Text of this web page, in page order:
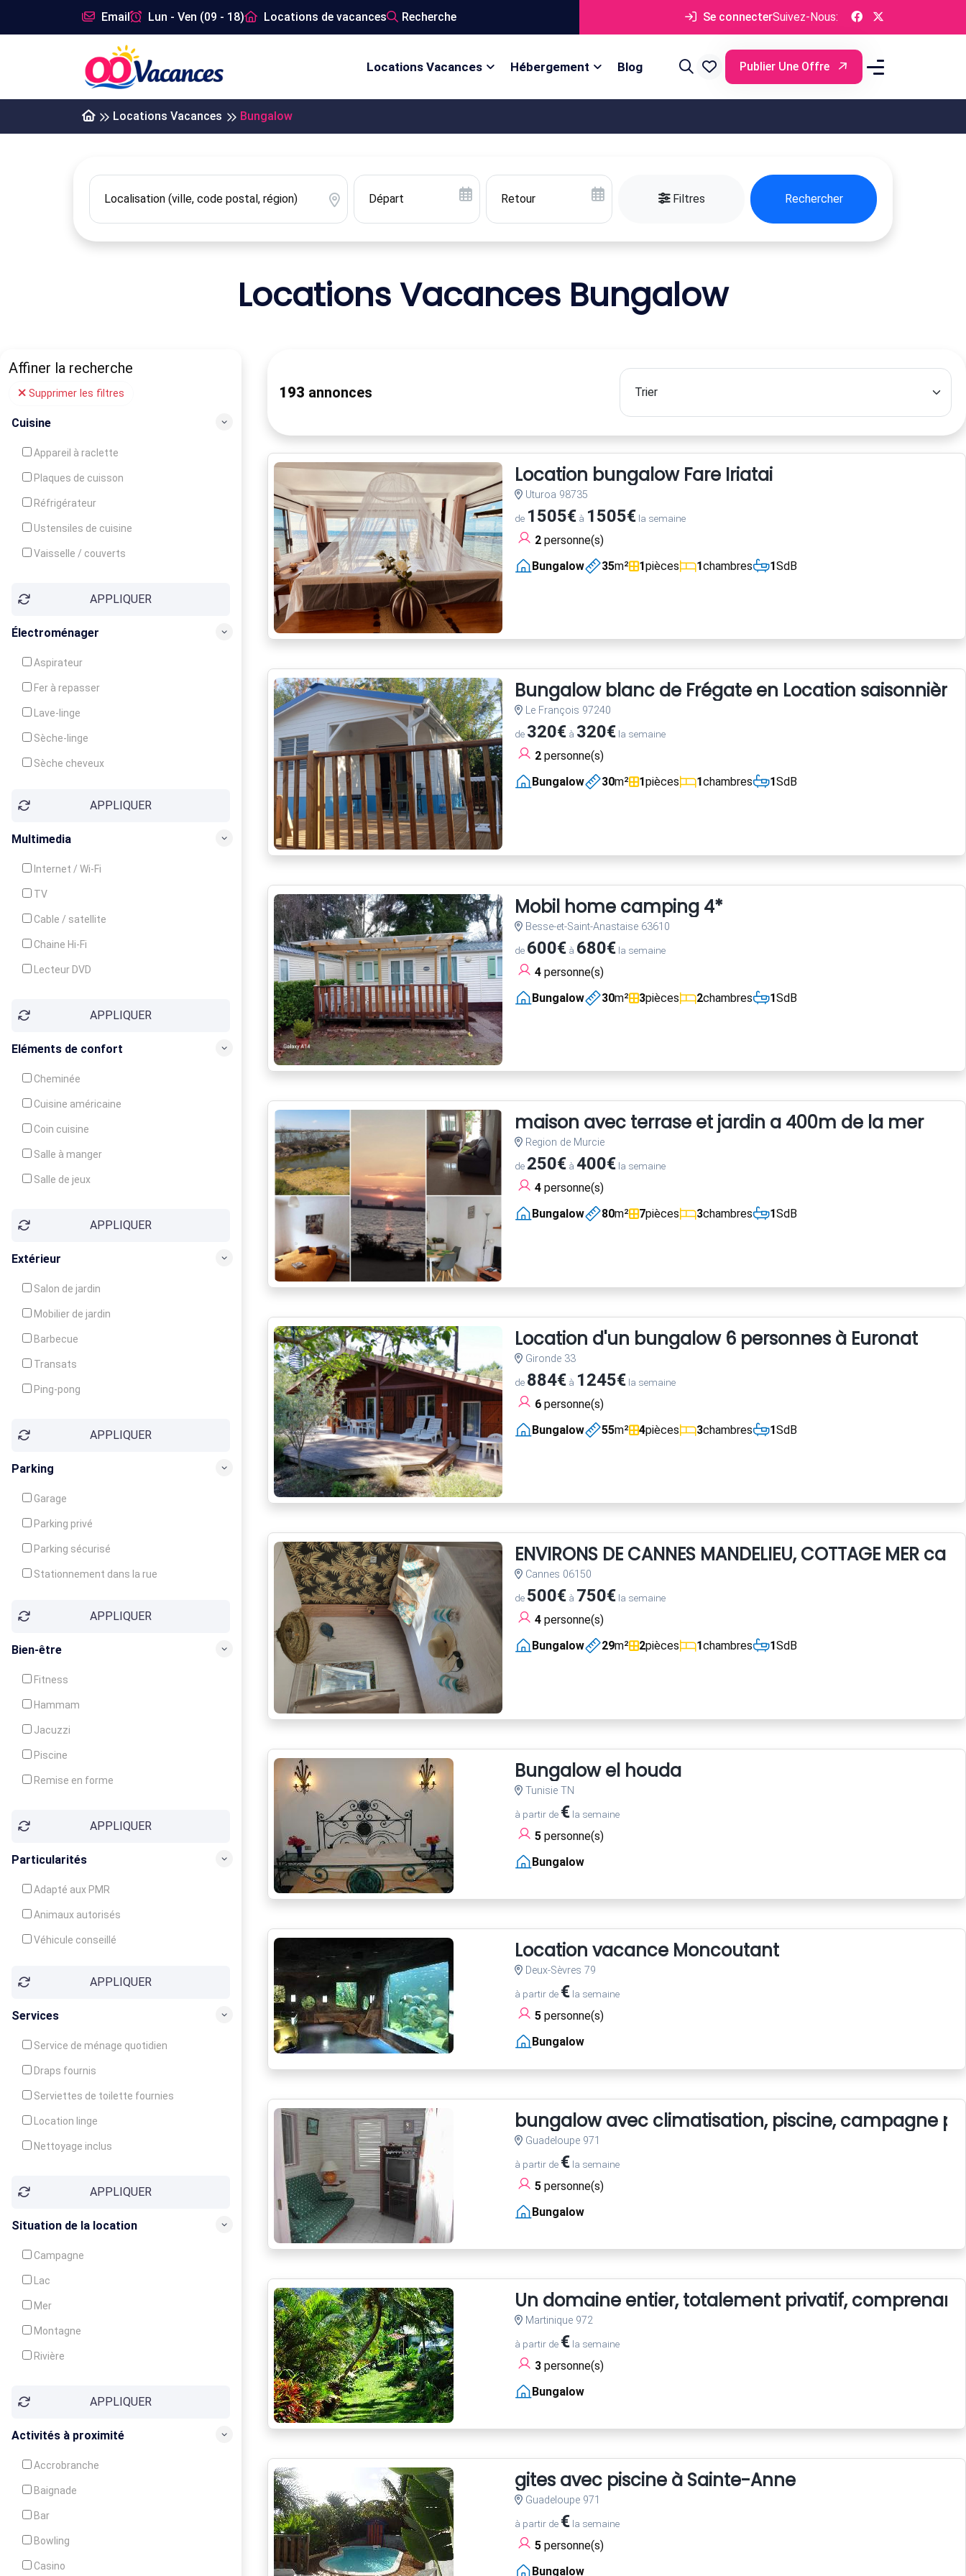
Email Lun - Ven (09 - 18) Locations de vacances Recherche Se connecterSuivez-Nous:
Locations Vacances Hébergement Blog Publier Une Offre
Locations Vacances Bungalow
Filtres Rechercher
Locations Vacances Bungalow
Affiner la recherche
Supprimer les filtres
Cuisine
Appareil à raclette
Plaques de cuisson
Réfrigérateur
Ustensiles de cuisine
Vaisselle / couverts
Congélateur
APPLIQUER
Électroménager
Aspirateur
Fer à repasser
Lave-linge
Sèche-linge
Sèche cheveux
APPLIQUER
Multimedia
Internet / Wi-Fi
TV
Cable / satellite
Chaine Hi-Fi
Lecteur DVD
APPLIQUER
Eléments de confort
Cheminée
Cuisine américaine
Coin cuisine
Salle à manger
Salle de jeux
Balcon / Terrasse
APPLIQUER
Extérieur
Salon de jardin
Mobilier de jardin
Barbecue
Transats
Ping-pong
Jeux d'enfantsAPPLIQUER
Parking
Garage
Parking privé
Parking sécurisé
Stationnement dans la rue
APPLIQUER
Bien-être
Fitness
Hammam
Jacuzzi
Piscine
Remise en forme
Soins du corpsAPPLIQUER
Particularités
Adapté aux PMR
Animaux autorisés
Véhicule conseillé
APPLIQUER
Services
Service de ménage quotidien
Draps fournis
Serviettes de toilette fournies
Location linge
Nettoyage inclus
Garde d'enfants
Crèche
APPLIQUER
Situation de la location
Campagne
Lac
Mer
Montagne
Rivière
APPLIQUER
Activités à proximité
Accrobranche
Baignade
Bar
Bowling
Casino
193 annonces
Location bungalow Fare Iriatai
Uturoa 98735
de 1505€à 1505€la semaine
2personne(s)
Bungalow
35m² 1pièces 1chambres 1SdB
Bungalow blanc de Frégate en Location saisonnière.
Le François 97240
de 320€à 320€la semaine
2personne(s)
Bungalow
30m² 1pièces 1chambres 1SdB
Mobil home camping 4*
Besse-et-Saint-Anastaise 63610
de 600€à 680€la semaine
4personne(s)
Bungalow
30m² 3pièces 2chambres 1SdB
maison avec terrase et jardin a 400m de la mer
Region de Murcie
de 250€à 400€la semaine
4personne(s)
Bungalow
80m² 7pièces 3chambres 1SdB
Location d'un bungalow 6 personnes à Euronat
Gironde 33
de 884€à 1245€la semaine
6personne(s)
Bungalow
55m² 4pièces 3chambres 1SdB
ENVIRONS DE CANNES MANDELIEU, COTTAGE MER
Cannes 06150
de 500€à 750€la semaine
4personne(s)
Bungalow
29m² 2pièces 1chambres 1SdB
Bungalow el houda
Tunisie TN
à partir de €la semaine
5personne(s)
Bungalow
Location vacance Moncoutant
Deux-Sèvres 79
à partir de €la semaine
5personne(s)
Bungalow
bungalow avec climatisation, piscine, campagne
Guadeloupe 971
à partir de €la semaine
5personne(s)
Bungalow
Un domaine entier, totalement privatif,
Martinique 972
à partir de €la semaine
3personne(s)
Bungalow
gites avec piscine à Sainte-Anne
Guadeloupe 971
à partir de €la semaine
5personne(s)
Bungalow